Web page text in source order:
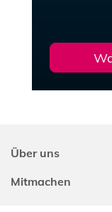
Über uns
Mitmachen